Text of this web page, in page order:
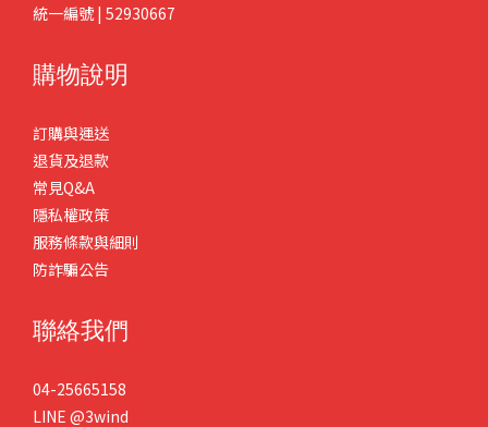
統一編號 | 52930667
購物說明
訂購與運送
退貨及退款
常見Q&A
隱私權政策
服務條款與細則
防詐騙公告
聯絡我們
04-25665158
LINE @3wind